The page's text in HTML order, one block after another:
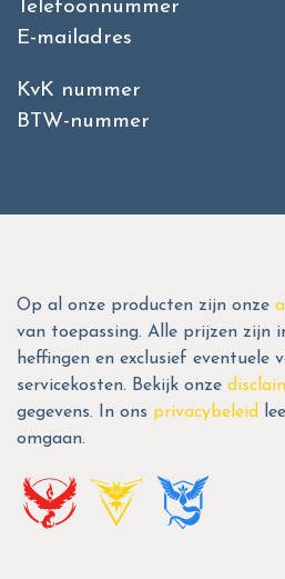
Telefoonnummer
E-mailadres
KvK nummer
BTW-nummer
Op al onze producten zijn onze
van toepassing. Alle prijzen zijn
heffingen en exclusief eventuele
servicekosten. Bekijk onze
gegevens. In ons privacybeleid
omgaan.